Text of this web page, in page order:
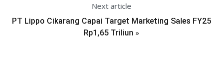
Next article
PT Lippo Cikarang Capai Target Marketing Sales FY25
Rp1,65 Triliun »